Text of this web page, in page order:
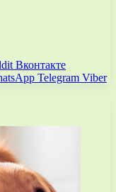
Вконтакте
Telegram Viber